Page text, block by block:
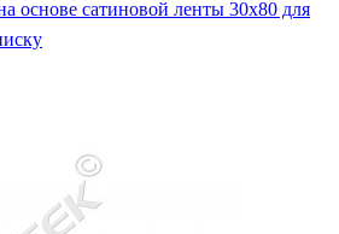
основе сатиновой ленты 30х80 для